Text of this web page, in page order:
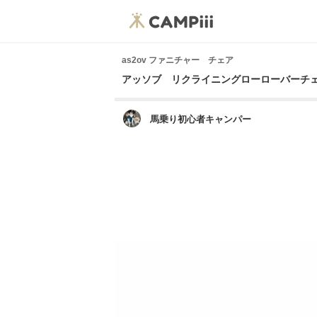
as2ov ファニチャー チェア
アッソブ リクライニングローローバーチ
馬乗り初心者キャンパー